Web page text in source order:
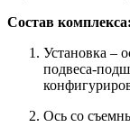
Состав комплекса:
Установка –
подвеса-
Ось со